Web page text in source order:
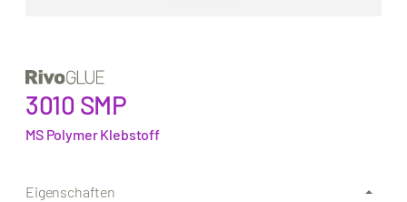
3010 SMP
MS Polymer Klebstoff
Eigenschaften